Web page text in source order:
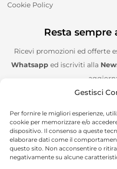
Gestisci
Per fornire le migliori esperienze,
cookie per memorizzare e/o
dispositivo. Il consenso a queste
elaborare dati come il
questo sito. Non acconsentire o
negativamente su alcune
Cookie Policy
Resta sempre
Ricevi promozioni ed offerte
Whatsapp ed iscriviti alla
Aggiungimi